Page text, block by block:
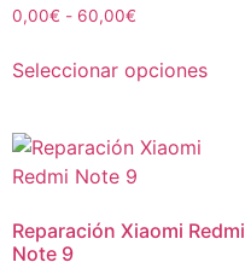
0,00€ - 60,00€
Seleccionar opciones
Reparación Xiaomi Redmi
Note 9